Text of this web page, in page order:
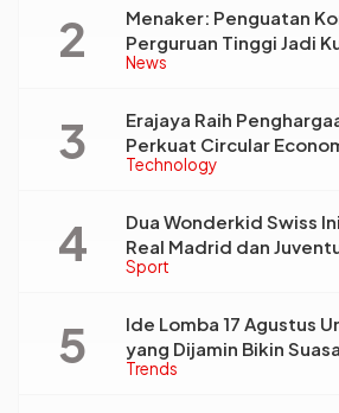
News
Menaker: Penguatan
Perguruan Tinggi Jadi
Kebutuhan Dunia Kerja
Technology
Erajaya Raih
Perkuat Circular
Pengelolaan Limbah
Sport
Dua Wonderkid Swiss
Real Madrid dan
Bintang Baru Eropa
Trends
Ide Lomba 17 Agustus
yang Dijamin Bikin